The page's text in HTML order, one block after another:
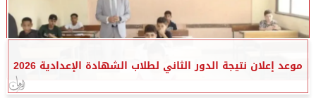
موعد إعلان نتيجة الدور الثاني لطلاب الشهادة الإعدادية 2026